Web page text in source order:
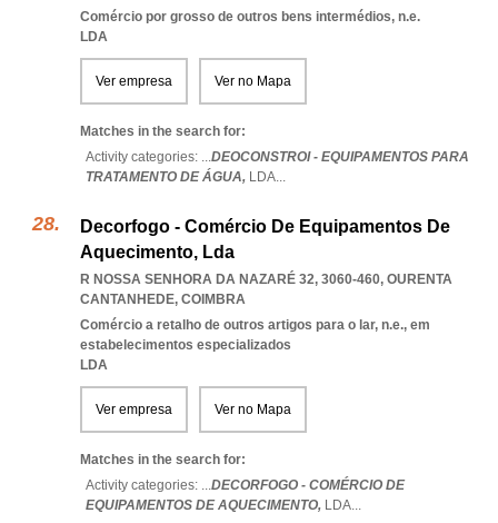
Comércio por grosso de outros bens intermédios, n.e.
LDA
Ver empresa Ver no Mapa
Matches in the search for:
Activity categories: ...DEOCONSTROI - EQUIPAMENTOS PARA
TRATAMENTO DE ÁGUA, LDA...
Decorfogo - Comércio De Equipamentos De
Aquecimento, Lda
R NOSSA SENHORA DA NAZARÉ 32, 3060-460, OURENTA
CANTANHEDE, COIMBRA
Comércio a retalho de outros artigos para o lar, n.e., em
estabelecimentos especializados
LDA
Ver empresa Ver no Mapa
Matches in the search for:
Activity categories: ...DECORFOGO - COMÉRCIO DE
EQUIPAMENTOS DE AQUECIMENTO, LDA...